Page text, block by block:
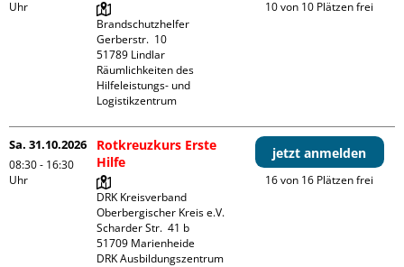
Uhr
Brandschutzhelfer
Gerberstr.  10
51789 Lindlar
Räumlichkeiten des
Hilfeleistungs- und
Logistikzentrum
10 von 10 Plätzen frei
Sa. 31.10.2026
08:30 - 16:30
Uhr
Rotkreuzkurs Erste
Hilfe
DRK Kreisverband
Oberbergischer Kreis e.V.
Scharder Str.  41 b
51709 Marienheide
DRK Ausbildungszentrum
jetzt anmelden
16 von 16 Plätzen frei